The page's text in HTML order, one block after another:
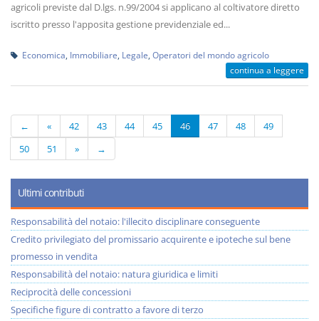
agricoli previste dal D.lgs. n.99/2004 si applicano al coltivatore diretto
iscritto presso l'apposita gestione previdenziale ed...
Economica Immobiliare Legale Operatori del mondo agricolo
continua a leggere
← « 42 43 44 45 46 47 48
49
50
51 » →
Ultimi contributi
Responsabilità del notaio: l'illecito disciplinare conseguente
Credito privilegiato del promissario acquirente e ipoteche sul bene
promesso in vendita
Responsabilità del notaio: natura giuridica e limiti
Reciprocità delle concessioni
Specifiche figure di contratto a favore di terzo